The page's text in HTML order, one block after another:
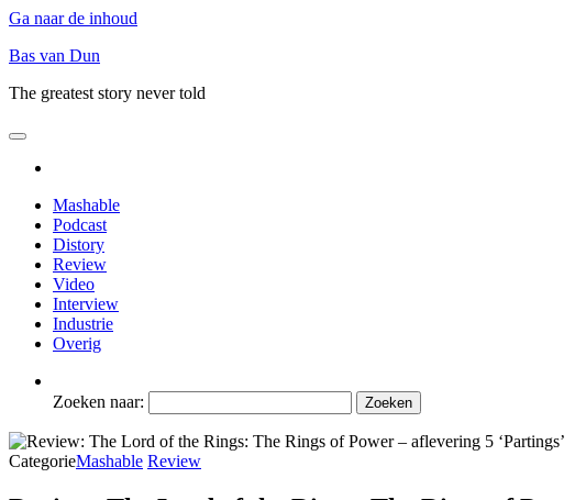
Ga naar de inhoud
Bas van Dun
The greatest story never told
Mashable
Podcast
Distory
Review
Video
Interview
Industrie
Overig
Zoeken naar:
CategorieMashable Review